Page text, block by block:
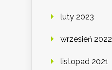
luty 2023
wrzesień 2022
listopad 2021